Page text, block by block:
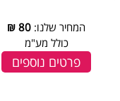
המחיר שלנו: 80
₪
כולל מע"מ
פרטים נוספים